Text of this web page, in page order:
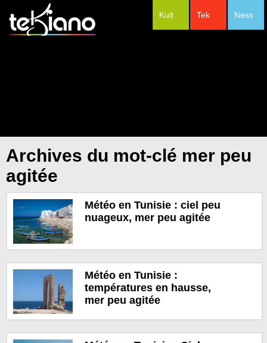
Ness
Tek
Kult
Archives du mot-clé mer peu
agitée
Météo en Tunisie : ciel peu
nuageux, mer peu agitée
Météo en Tunisie :
températures en hausse,
mer peu agitée